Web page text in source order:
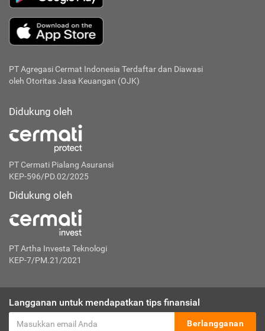
PT Agregasi Cermat Indonesia Terdaftar dan Diawasi
oleh Otoritas Jasa Keuangan (OJK)
Didukung oleh
PT Cermati Pialang Asuransi
KEP-596/PD.02/2025
Didukung oleh
PT Artha Investa Teknologi
KEP-7/PM.21/2021
Langganan untuk mendapatkan tips finansial
Berlangganan